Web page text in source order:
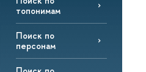
топонимам
Поиск по
персонам